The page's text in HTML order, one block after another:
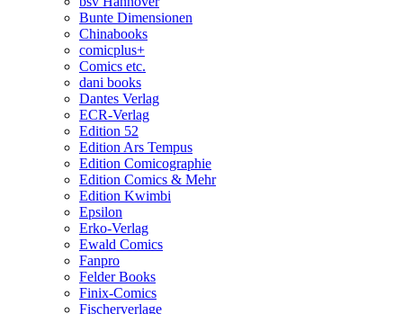
Bunte Dimensionen
Chinabooks
comicplus+
Comics etc.
dani books
Dantes Verlag
ECR-Verlag
Edition 52
Edition Ars Tempus
Edition Comicographie
Edition Comics & Mehr
Edition Kwimbi
Epsilon
Erko-Verlag
Ewald Comics
Fanpro
Felder Books
Finix-Comics
Fischerverlage